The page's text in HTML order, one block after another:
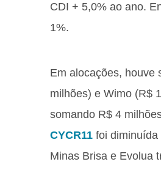
CDI + 5,0% ao ano.
1%.
Em alocações, houve
milhões) e Wimo (R$
somando R$ 4
CYCR11 foi diminuída
Minas Brisa e Evolua